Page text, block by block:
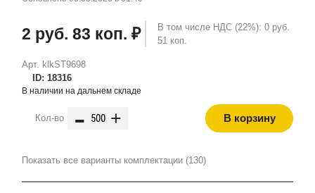
Арт. klkST9698
ID: 18316
2 руб. 83 коп. ₽
В том числе НДС (22%): 0 руб.
51 коп.
В наличии на дальнем складе
Кол-во - + В корзину
Показать все варианты комплектации (130)